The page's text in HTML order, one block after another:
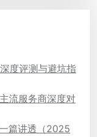
度评测与避坑指
流服务商深度对
篇讲透（2025